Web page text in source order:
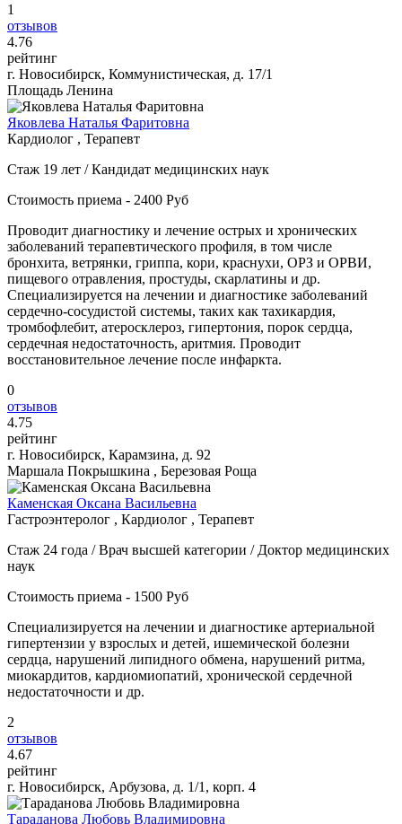
1
отзывов
4.76
рейтинг
г. Новосибирск, Коммунистическая, д. 17/1
Площадь Ленина
Яковлева Наталья Фаритовна
Кардиолог , Терапевт
Стаж 19 лет / Кандидат медицинских наук
Стоимость приема - 2400 Руб
Проводит диагностику и лечение острых и хронических
заболеваний терапевтического профиля, в том числе
бронхита, ветрянки, гриппа, кори, краснухи, ОРЗ и ОРВИ,
пищевого отравления, простуды, скарлатины и др.
Специализируется на лечении и диагностике заболеваний
сердечно-сосудистой системы, таких как тахикардия,
тромбофлебит, атеросклероз, гипертония, порок сердца,
сердечная недостаточность, аритмия. Проводит
восстановительное лечение после инфаркта.
0
отзывов
4.75
рейтинг
г. Новосибирск, Карамзина, д. 92
Маршала Покрышкина , Березовая Роща
Каменская Оксана Васильевна
Гастроэнтеролог , Кардиолог , Терапевт
Стаж 24 года / Врач высшей категории / Доктор медицинских
наук
Стоимость приема - 1500 Руб
Специализируется на лечении и диагностике артериальной
гипертензии у взрослых и детей, ишемической болезни
сердца, нарушений липидного обмена, нарушений ритма,
миокардитов, кардиомиопатий, хронической сердечной
недостаточности и др.
2
отзывов
4.67
рейтинг
г. Новосибирск, Арбузова, д. 1/1, корп. 4
Тараданова Любовь Владимировна